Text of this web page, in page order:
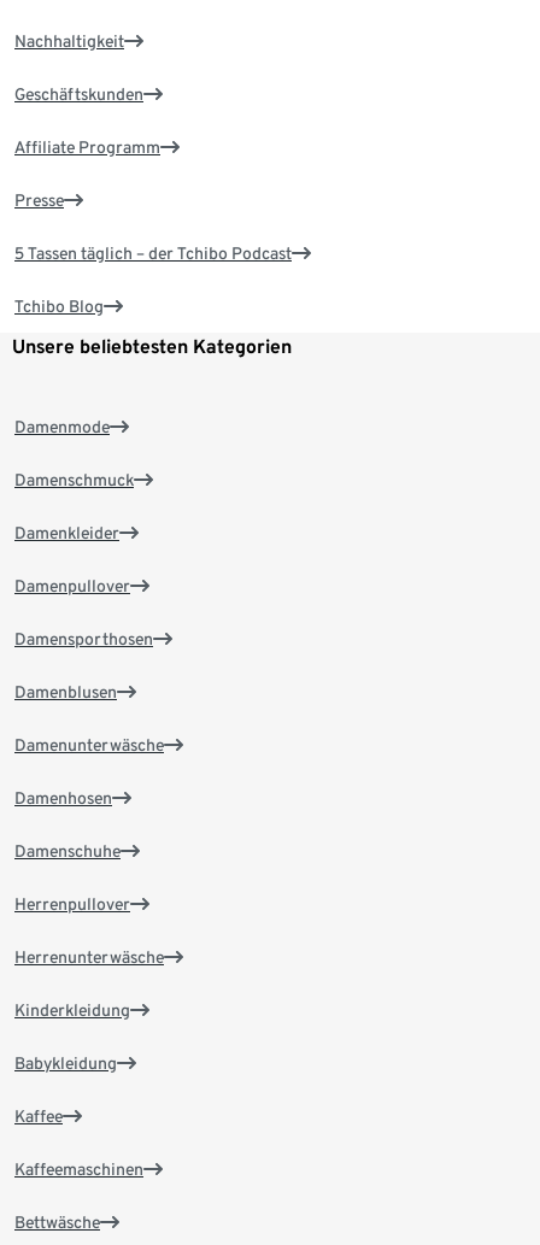
Nachhaltigkeit
Geschäftskunden
Affiliate Programm
Presse
5 Tassen täglich – der Tchibo Podcast
Tchibo Blog
Unsere beliebtesten Kategorien
Damenmode
Damenschmuck
Damenkleider
Damenpullover
Damensporthosen
Damenblusen
Damenunterwäsche
Damenhosen
Damenschuhe
Herrenpullover
Herrenunterwäsche
Kinderkleidung
Babykleidung
Kaffee
Kaffeemaschinen
Bettwäsche